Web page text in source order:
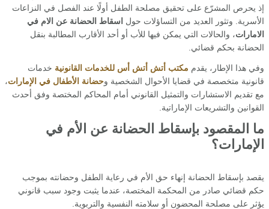
إذ يحرص المشرّع على تحقيق مصلحة الطفل أولًا عند الفصل في النزاعات
الأسرية. وتثور العديد من التساؤلات حول
اسقاط الحضانة عن الام في
الامارات، والحالات التي يمكن فيها للأب أو أحد الأقارب المطالبة بنقل
الحضانة بحكم قضائي.
وفي هذا الإطار، يقدم مكتب أتش أتش أس للخدمات القانونية خدمات
قانونية متخصصة في قضايا الأحوال الشخصية وحضانة الأطفال في الإمارات،
مع تقديم الاستشارات والتمثيل القانوني أمام المحاكم المختصة وفق أحدث
القوانين والتشريعات الإماراتية.
ما المقصود بإسقاط الحضانة عن الأم في
الإمارات؟
يقصد بإسقاط الحضانة إنهاء حق الأم في رعاية الطفل وحضانته بموجب
حكم قضائي صادر من المحكمة المختصة، عندما يثبت وجود سبب قانوني
يؤثر على مصلحة المحضون أو سلامته النفسية والتربوية.